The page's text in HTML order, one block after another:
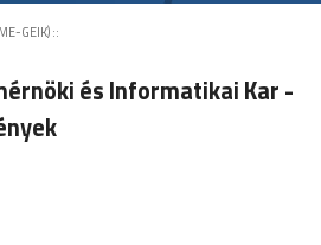
GEIK)::
és Informatikai Kar -